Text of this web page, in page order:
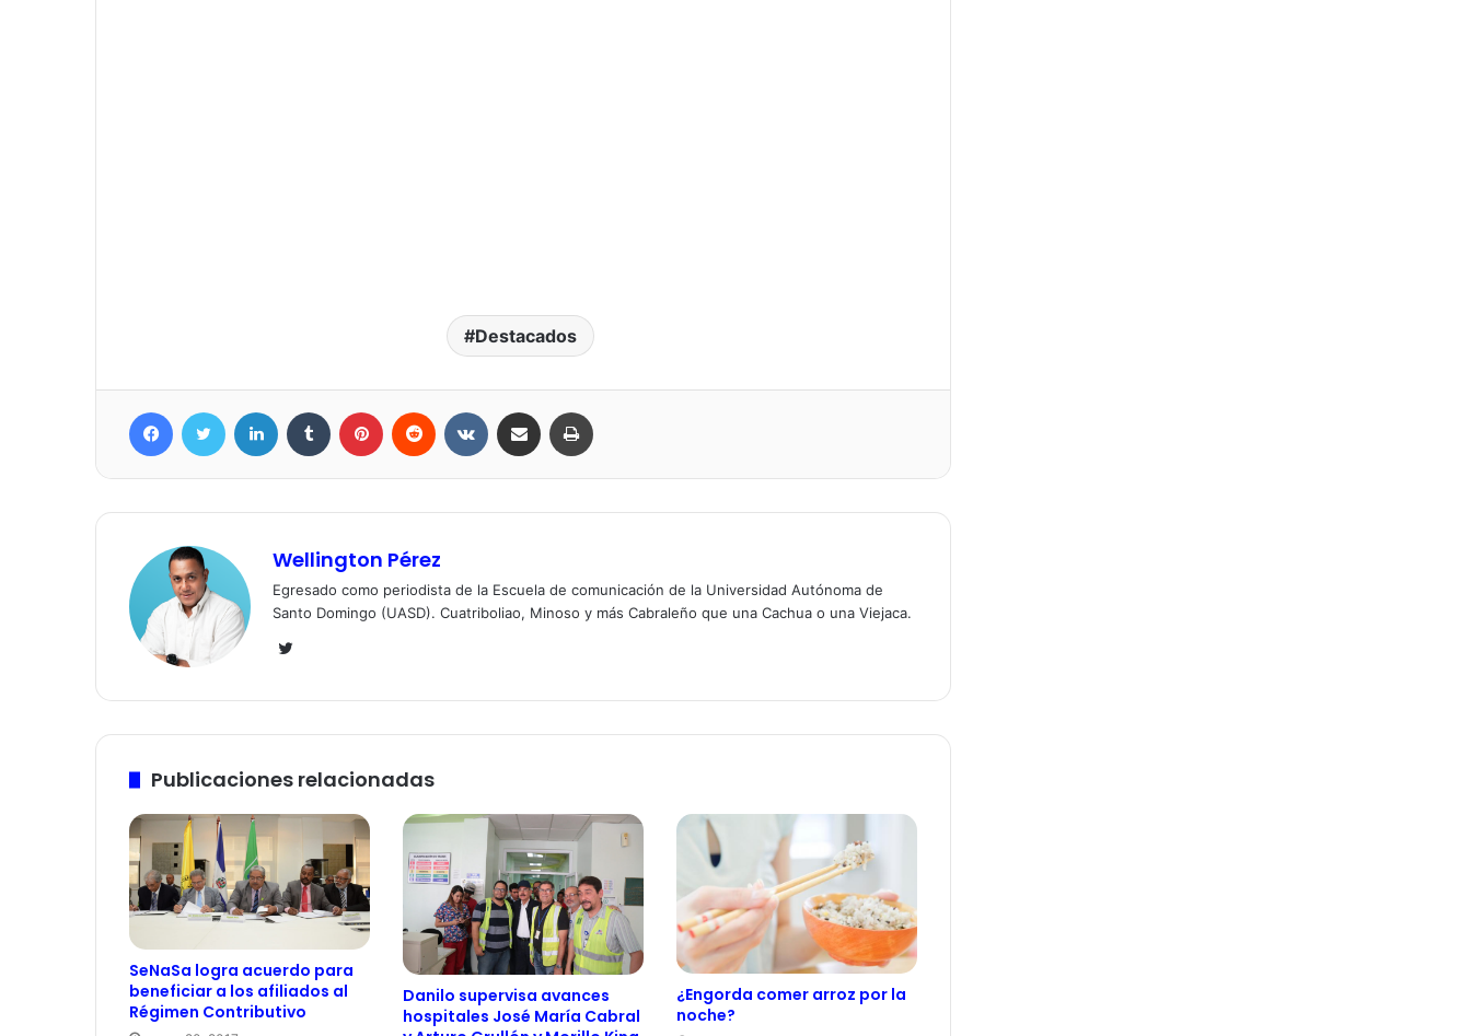
Destacados
FacebookTwitter LinkedIn Tumblr Pinterest Reddit VKontakteCompartir por correo electrónico
Wellington Pérez
Egresado como periodista de la Escuela de comunicación de la Universidad Autónoma de
Santo Domingo (UASD). Cuatriboliao, Minoso y más Cabraleño que una Cachua o una Viejaca.
Twitter
Publicaciones relacionadas
SeNaSa logra acuerdo para
beneficiar a los afiliados al
Régimen Contributivo
Danilo supervisa avances
hospitales José María Cabral
¿Engorda comer arroz por la
noche?